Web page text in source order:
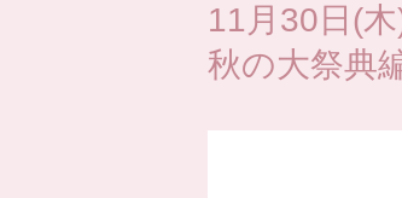
11月30日(
秋の大祭典